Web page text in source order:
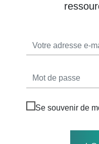
Se souvenir de